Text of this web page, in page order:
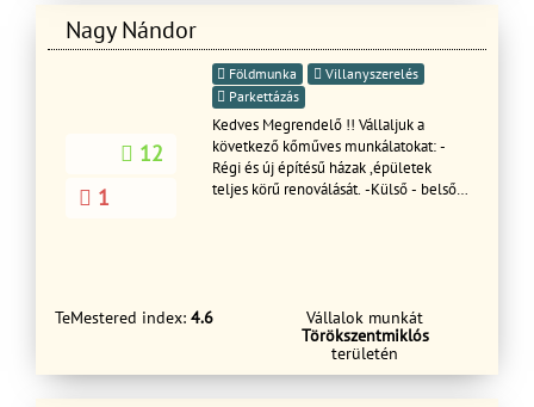
Nagy Nándor
12
1
Földmunka
Villanyszerelés
Parkettázás
Kedves Megrendelő !! Vállaljuk a
következő kőműves munkálatokat: -
Régi és új építésű házak ,épületek
teljes körű renoválását. -Külső - belső
munkálatokat. -Garázsok és egyéb
melléképületek építését. -
Pergolák,pavilonok gyártását. - Fűvágás
bozott irtást minden féle kerti munkát (
TeMestered index: 4.6
Vállalok munkát
Törökszentmiklós
területén